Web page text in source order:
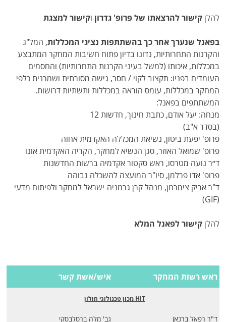
להלןקישור להרצאתו של פרופ' גדרון וקישור למצגת
בפאנל שנערך אחר כך בהשתתפות נציגי המכללות, המל"ג
והקרנות התחרותיות, נדונו בדיון פתוח חשיבות המחקר המתבצע
במכללות, איכותו (למשל בעיני הקרנות התחרותיות) והחסמים
העומדים בפניו: תקצוב לקוי / חסר, גישה מסורתית ושמרנית כלפי
המחקר במכללות, עומס הוראה במכללות ותשתיות דרושות.
המשתתפים בפאנל:
מנחה: יעל אודם, כתבת חינוך, חדשות 12
(בסדר א"ב)
פרופ' יפעת ביטון, נשיאת המכללה האקדמית אחוה
פרופ' שמואל האוזר, סגן הנשיא למחקר, הקריה האקדמית אונו
ד״ר נועה מטרסו, ראש סקטור אקדמיה ברשות החדשנות
פרופ' אדו פרלמן, סיו"ר המועצה להשכלה גבוהה
ד"ר אריק צימרמן, מנהל קרן גרמניה-ישראל למחקר ולפיתוח מדעי
(GIF)
להלןקישור לפאנל המלא
ראש רשות המחקר איש/אשת קשר
HIT מכון טכנולוגי חולון
ד"ר רפאל ברכאן גב' מלה ברסלבסקי